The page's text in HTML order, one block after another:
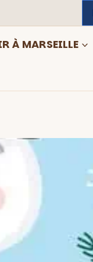
À MARSEILLE